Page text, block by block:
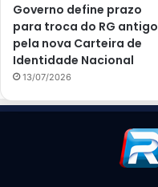
Governo define prazo
para troca do RG antigo
pela nova Carteira de
Identidade Nacional
13/07/2026